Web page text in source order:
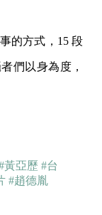
的方式，15 段
們以身為度，
黃亞歷 #台
#趙德胤